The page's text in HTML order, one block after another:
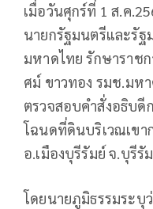
เมื่อวันศุกร์ที่ 1 ส.ค
นายกรัฐมนตรีและรัฐ
มหาดไทย รักษา​ราช​
ศ​ม์​ ขาว​ทอง​ รมช.มห
ตรวจสอบคำสั่งอธิบ
โฉนดที่ดินบริเวณเขา
อ.เมืองบุรีรัมย์​ จ.บุรีรั
โดยนาย​ภูมิธรรมระบุ